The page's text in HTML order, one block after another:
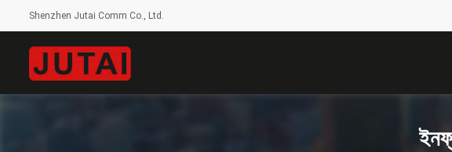
Shenzhen Jutai Comm Co., Ltd.